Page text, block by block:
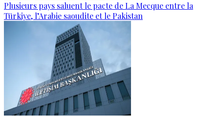
Plusieurs pays saluent le pacte de La Mecque entre la
Türkiye, l’Arabie saoudite et le Pakistan